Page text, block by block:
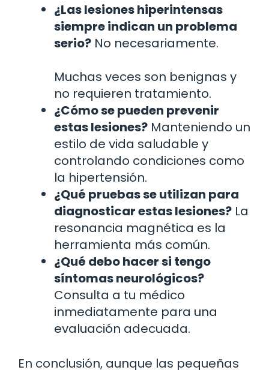
¿Las lesiones hiperintensas
siempre indican un problema
serio? No necesariamente.
Muchas veces son benignas y
no requieren tratamiento.
¿Cómo se pueden prevenir
estas lesiones? Manteniendo un
estilo de vida saludable y
controlando condiciones como
la hipertensión.
¿Qué pruebas se utilizan para
diagnosticar estas lesiones? La
resonancia magnética es la
herramienta más común.
¿Qué debo hacer si tengo
síntomas neurológicos?
Consulta a tu médico
inmediatamente para una
evaluación adecuada.
En conclusión, aunque las pequeñas